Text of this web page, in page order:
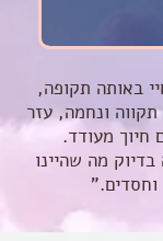
באותה תקופה,
ונחמה, עזר
חיוך מעודד.
מה שהיינו
וחסדים."